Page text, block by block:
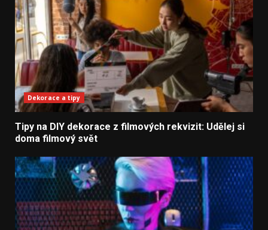
Dekorace a tipy
Tipy na DIY dekorace z filmových rekvizit: Udělej si
doma filmový svět